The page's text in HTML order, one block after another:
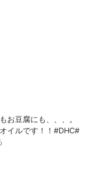
お豆腐にも、、、。
イルです！！#DHC#